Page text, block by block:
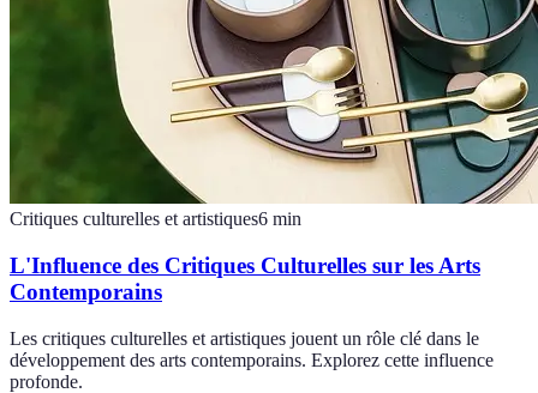
Critiques culturelles et artistiques6 min
L'Influence des Critiques Culturelles sur les Arts
Contemporains
Les critiques culturelles et artistiques jouent un rôle clé dans le
développement des arts contemporains. Explorez cette influence
profonde.